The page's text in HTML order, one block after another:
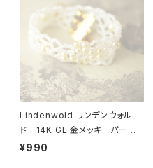
Lindenwold リンデンウォル
ド 14K GE 金メッキ パー
ル ブレスレット 23-0064
¥990